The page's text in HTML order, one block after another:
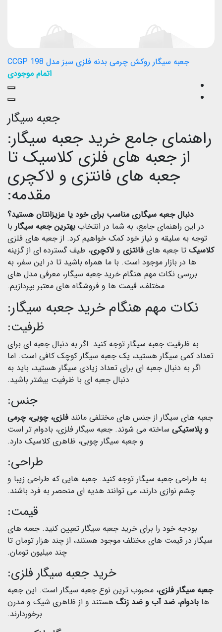
جعبه سیگار روکش چرمی بدنه فلزی سبز مدل CCGP 198
اتمام موجودی
جعبه سیگار
راهنمای جامع خرید جعبه سیگار:
از جعبه های فلزی کلاسیک تا
جعبه های فانتزی و لاکچری
مقدمه:
دنبال جعبه سیگاری مناسب برای خود یا عزیزانتان هستید؟
در این راهنمای جامع، به شما در انتخاب بهترین جعبه سیگاربا
توجه به سلیقه و نیاز خود کمک خواهیم کرد. از جعبه های فلزی
کلاسیک تا جعبه های فانتزی و لاکچری، طیف گسترده ای از گزینه
ها در بازار موجود است. با ما همراه باشید تا در این سفر، به
بررسی نکات مهم هنگام خرید جعبه سیگار، معرفی مدل های
مختلف، قیمت ها و فروشگاه های معتبر بپردازیم.
نکات مهم هنگام خرید جعبه سیگار:
ظرفیت:
به ظرفیت جعبه سیگار توجه کنید. اگر به دنبال جعبه ای برای
تعداد کمی سیگار هستید، یک جعبه سیگار کوچک کافی است. اما
اگر به دنبال جعبه ای برای تعداد زیادی سیگار هستید، باید به
دنبال جعبه ای با ظرفیت بیشتر باشید.
جنس:
جعبه های سیگار از جنس های مختلفی مانند فلزی، چوبی، چرمی
و پلاستیکی ساخته می شوند. جعبه سیگار فلزی، بادوام تر است
و جعبه سیگار چوبی، ظاهری کلاسیک دارد.
طراحی:
به طراحی جعبه سیگار توجه کنید. جعبه هایی که طراحی زیبا و
چشم نوازی دارند، می توانند هدیه ای منحصر به فرد باشند.
قیمت:
بودجه خود را برای خرید جعبه سیگار تعیین کنید. جعبه های
سیگار در قیمت های مختلف موجود هستند، از چند هزار تومان تا
چند میلیون تومان.
خرید جعبه سیگار فلزی:
جعبه سیگار فلزی، محبوب ترین نوع جعبه سیگار است. این جعبه
ها بادوام، ضد آب و ضد زنگ هستند و از ظاهری شیک و مدرن
برخوردارند.